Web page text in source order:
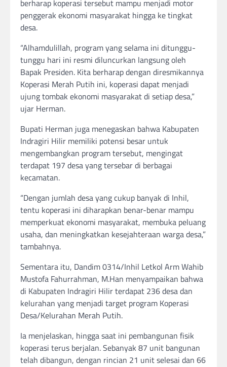
berharap koperasi tersebut mampu menjadi motor
penggerak ekonomi masyarakat hingga ke tingkat
desa.
“Alhamdulillah, program yang selama ini ditunggu-
tunggu hari ini resmi diluncurkan langsung oleh
Bapak Presiden. Kita berharap dengan diresmikannya
Koperasi Merah Putih ini, koperasi dapat menjadi
ujung tombak ekonomi masyarakat di setiap desa,”
ujar Herman.
Bupati Herman juga menegaskan bahwa Kabupaten
Indragiri Hilir memiliki potensi besar untuk
mengembangkan program tersebut, mengingat
terdapat 197 desa yang tersebar di berbagai
kecamatan.
“Dengan jumlah desa yang cukup banyak di Inhil,
tentu koperasi ini diharapkan benar-benar mampu
memperkuat ekonomi masyarakat, membuka peluang
usaha, dan meningkatkan kesejahteraan warga desa,”
tambahnya.
Sementara itu, Dandim 0314/Inhil Letkol Arm Wahib
Mustofa Fahurrahman, M.Han menyampaikan bahwa
di Kabupaten Indragiri Hilir terdapat 236 desa dan
kelurahan yang menjadi target program Koperasi
Desa/Kelurahan Merah Putih.
Ia menjelaskan, hingga saat ini pembangunan fisik
koperasi terus berjalan. Sebanyak 87 unit bangunan
telah dibangun, dengan rincian 21 unit selesai dan 66